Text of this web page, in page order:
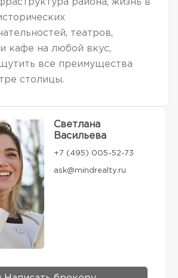
района, жизнь в
театров,
кафе на любой вкус,
все преимущества
столицы.
Светлана
Васильева
+7 (495) 005-52-73
ask@mindrealty.ru